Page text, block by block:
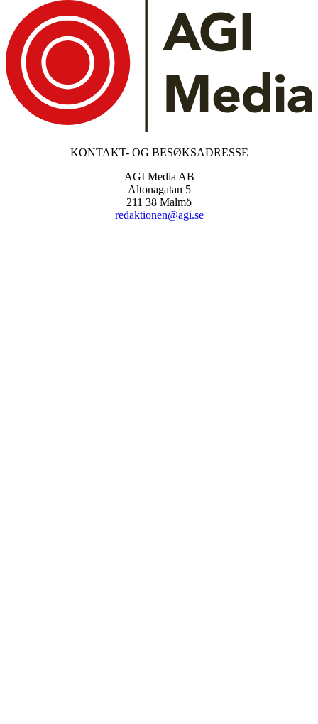
KONTAKT- OG BESØKSADRESSE
AGI Media AB
Altonagatan 5
211 38 Malmö
redaktionen@agi.se